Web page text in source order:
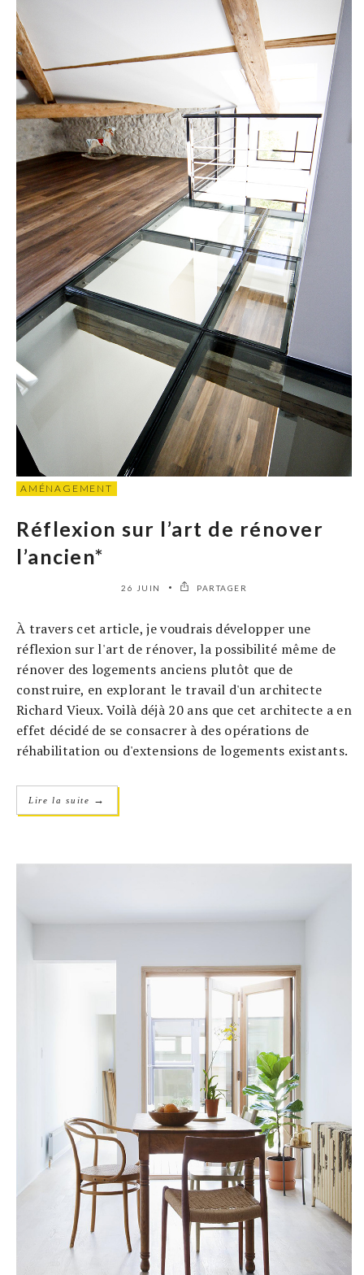
AMÉNAGEMENT
Réflexion sur l’art de rénover
l’ancien*
26 JUIN PARTAGER
À travers cet article, je voudrais développer une
réflexion sur l'art de rénover, la possibilité même de
rénover des logements anciens plutôt que de
construire, en explorant le travail d'un architecte
Richard Vieux. Voilà déjà 20 ans que cet architecte a en
effet décidé de se consacrer à des opérations de
réhabilitation ou d'extensions de logements existants.
Lire la suite →